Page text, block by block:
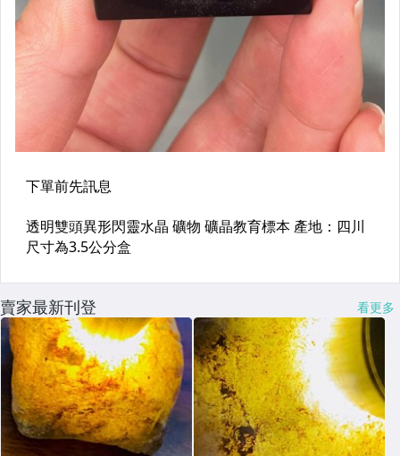
賣家最新刊登 看更多